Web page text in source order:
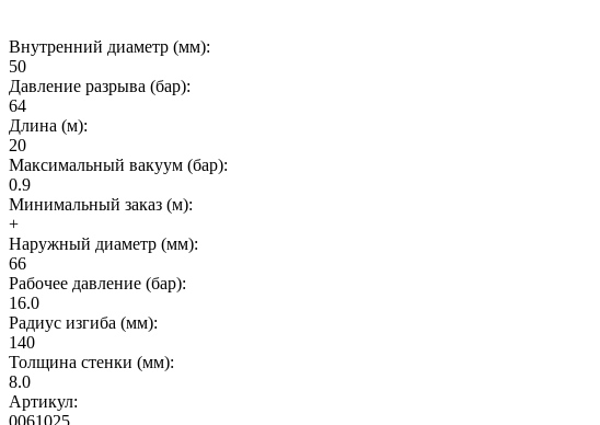
Внутренний диаметр (мм):
50
Давление разрыва (бар):
64
Длина (м):
20
Максимальный вакуум (бар):
0.9
Минимальный заказ (м):
+
Наружный диаметр (мм):
66
Рабочее давление (бар):
16.0
Радиус изгиба (мм):
140
Толщина стенки (мм):
8.0
Артикул:
0061025